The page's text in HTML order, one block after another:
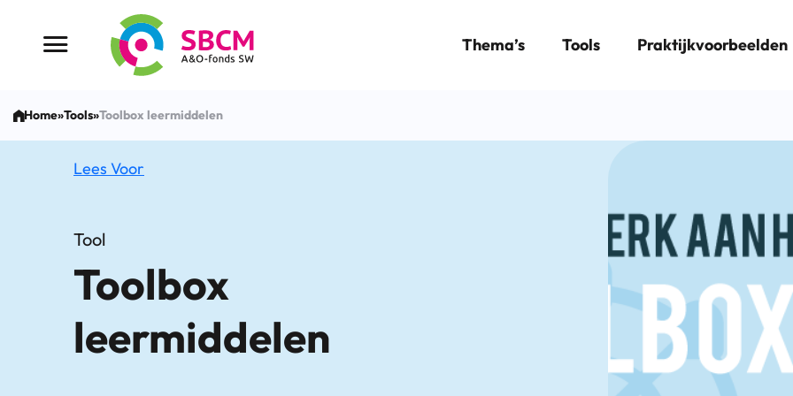
Menu button Thema’s Tools Praktijkvoorbeelden
Home»Tools»Toolbox leermiddelen
Lees Voor
Tool
Toolbox
leermiddelen